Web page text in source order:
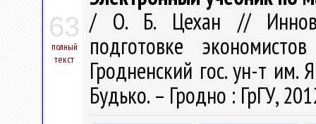
63
полный
текст
/ О. Б. Цехан //
подготовке
Гродненский гос. ун-т
Будько. – Гродно : ГрГУ,